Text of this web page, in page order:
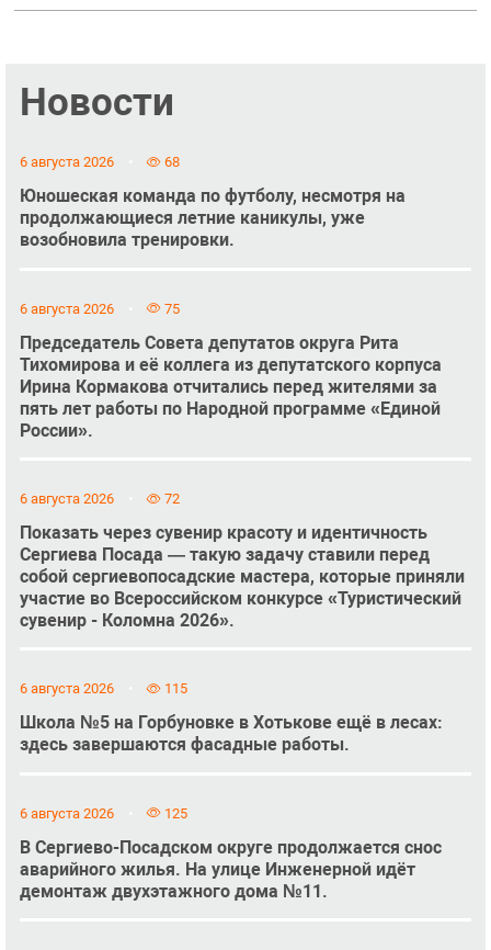
Новости
6 августа 2026 68
Юношеская команда по футболу, несмотря на
продолжающиеся летние каникулы, уже
возобновила тренировки.
6 августа 2026 75
Председатель Совета депутатов округа Рита
Тихомирова и её коллега из депутатского корпуса
Ирина Кормакова отчитались перед жителями за
пять лет работы по Народной программе «Единой
России».
6 августа 2026 72
Показать через сувенир красоту и идентичность
Сергиева Посада — такую задачу ставили перед
собой сергиевопосадские мастера, которые приняли
участие во Всероссийском конкурсе «Туристический
сувенир - Коломна 2026».
6 августа 2026 115
Школа №5 на Горбуновке в Хотькове ещё в лесах:
здесь завершаются фасадные работы.
6 августа 2026 125
В Сергиево-Посадском округе продолжается снос
аварийного жилья. На улице Инженерной идёт
демонтаж двухэтажного дома №11.